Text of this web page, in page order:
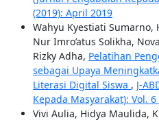
(2019): April 2019
Wahyu Kyestiati Sumarno,
Nur Imro’atus Solikha,
Rizky Adha, Pelatihan
sebagai Upaya
Literasi Digital Siswa , J-
Kepada Masyarakat): Vol.
Vivi Aulia, Hidya Maulida,